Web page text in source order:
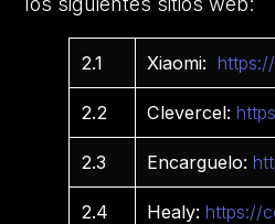
2.1 Xiaomi:
2.2 Clevercel:
2.3 Encarguelo:
2.4 Healy:https://